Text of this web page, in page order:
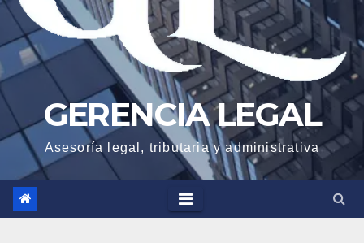
GERENCIA LEGAL
Asesoría legal, tributaria y administrativa